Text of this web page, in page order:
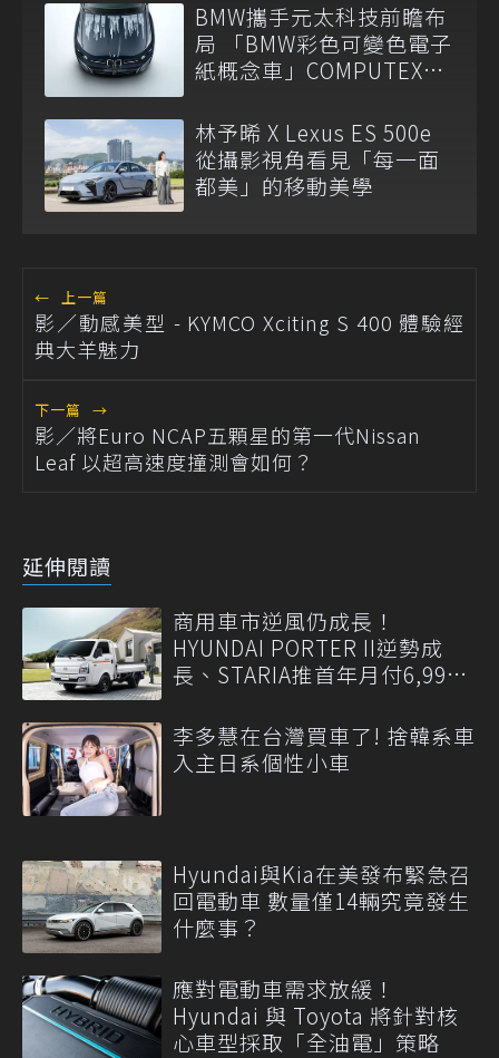
BMW攜手元太科技前瞻布
局 「BMW彩色可變色電子
紙概念車」COMPUTEX
林予晞 X Lexus ES 500e
從攝影視角看見「每一面
都美」的移動美學
← 上一篇
影／動感美型 - KYMCO Xciting S 400 體驗經
典大羊魅力
下一篇 →
影／將Euro NCAP五顆星的第一代Nissan
Leaf 以超高速度撞測會如何？
延伸閱讀
商用車市逆風仍成長！
HYUNDAI PORTER II逆勢成
長、STARIA推首年月付6,999
李多慧在台灣買車了! 捨韓系車
入主日系個性小車
Hyundai與Kia在美發布緊急召
回電動車 數量僅14輛究竟發生
什麼事？
應對電動車需求放緩！
Hyundai 與 Toyota 將針對核
心車型採取「全油電」策略